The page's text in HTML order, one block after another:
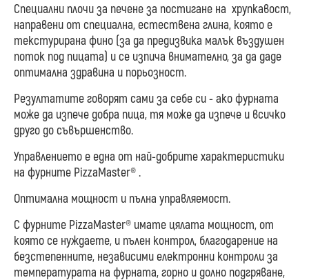
Специални плочи за печене за постигане на хрупкавост,
направени от специална, естествена глина, която е
текстурирана фино (за да предизвика малък въздушен
поток под пицата) и се изпича внимателно, за да даде
оптимална здравина и порьозност.
Резултатите говорят сами за себе си - ако фурната
може да изпече добра пица, тя може да изпече и всичко
друго до съвършенство.
Управлението е една от най-добрите характеристики
на фурните PizzaMaster® .
Оптимална мощност и пълна управляемост.
С фурните PizzaMaster® имате цялата мощност, от
която се нуждаете, и пълен контрол, благодарение на
безстепенните, независими електронни контроли за
температурата на фурната, горно и долно подгряване,